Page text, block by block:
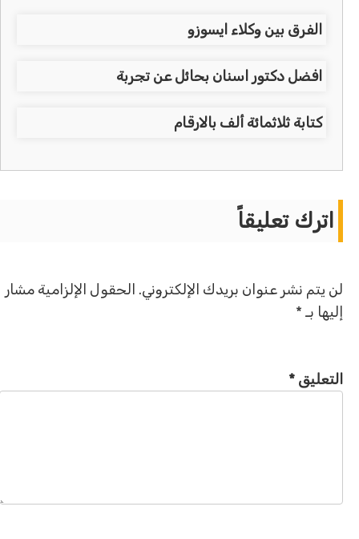
الفرق بين وكلاء ايسوزو
افضل دكتور اسنان بحائل عن تجربة
كتابة ثلاثمائة ألف بالارقام
اترك تعليقاً
لن يتم نشر عنوان بريدك الإلكتروني. الحقول الإلزامية مشار
إليها بـ *
التعليق*